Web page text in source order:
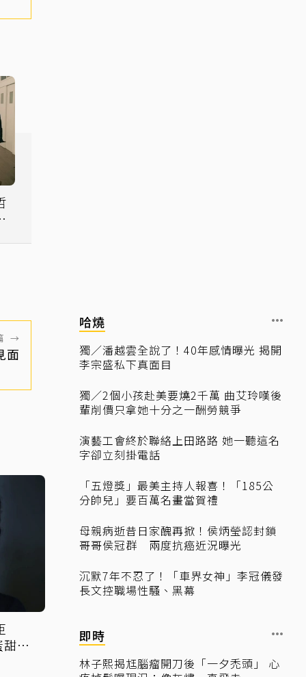
→
面
蜜
哈燒
獨／潘越雲全說了！40年感情曝光 揭開
李宗盛私下真面目
獨／2個小孩赴美要燒2千萬 曲艾玲嘆後
輩削價只拿她十分之一酬勞競爭
演藝工會終於聯絡上田路路 她一聽這名
字卻立刻掛電話
「五燈獎」最美主持人報喜！「185公
分帥兒」要百萬名畫當賀禮
母親病逝昔日家醜再掀！侯炳瑩認封鎖
哥哥侯冠群 兩度抗癌近況曝光
沉默7年不忍了！「車界女神」李冠儀發
長文控職場性騷、黑幕
即時
林子熙揭尪腦瘤開刀後「一夕禿頭」 心